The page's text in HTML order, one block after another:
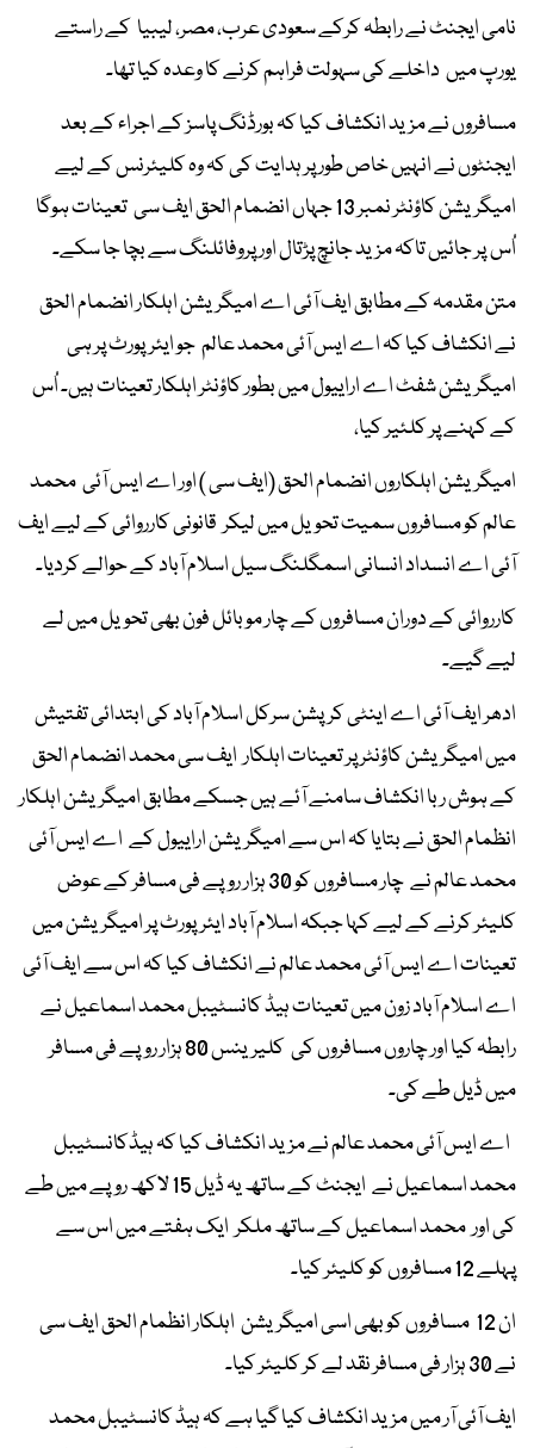
نامی ایجنٹ نے رابطہ کرکے سعودی عرب، مصر، لیبیا کے راستے
یورپ میں داخلے کی سہولت فراہم کرنے کا وعدہ کیا تھا۔
مسافروں نے مزید انکشاف کیا کہ بورڈنگ پاسز کے اجراء کے بعد
ایجنٹوں نے انہیں خاص طور پر ہدایت کی کہ وہ کلیئرنس کے لیے
امیگریشن کاؤنٹر نمبر 13 جہاں انضمام الحق ایف سی تعینات ہوگا
اُس پر جائیں تاکہ مزید جانچ پڑتال اور پروفائلنگ سے بچا جا سکے۔
متن مقدمہ کے مطابق ایف آئی اے امیگریشن اہلکار انضمام الحق
نے انکشاف کیا کہ اے ایس آئی محمد عالم جو ایئرپورٹ پر ہی
امیگریشن شفٹ اے اراییول میں بطور کاؤنٹر اہلکار تعینات ہیں۔ اُس
کے کہنے پر کلئیر کیا،
امیگریشن اہلکاروں انضمام الحق (ایف سی ) اور اے ایس آئی محمد
عالم کو مسافروں سمیت تحویل میں لیکر قانونی کارروائی کے لیے ایف
آئی اے انسداد انسانی اسمگلنگ سیل اسلام آباد کے حوالے کردیا۔
کارروائی کے دوران مسافروں کے چار موبائل فون بھی تحویل میں لے
لیے گیے۔
ادھر ایف آئی اے اینٹی کرپشن سرکل اسلام آباد کی ابتدائی تفتیش
میں امیگریشن کاؤنٹر پر تعینات اہلکار ایف سی محمد انضمام الحق
کے ہوش ربا انکشاف سامنے آئے ہیں جسکے مطابق امیگریشن اہلکار
انظمام الحق نے بتایا کہ اس سے امیگریشن اراییول کے اے ایس آئی
محمد عالم نے چار مسافروں کو 30 ہزار روپے فی مسافر کے عوض
کلیئر کرنے کے لیے کہا جبکہ اسلام آباد ایئرپورٹ پر امیگریشن میں
تعینات اے ایس آئی محمد عالم نے انکشاف کیا کہ اس سے ایف آئی
اے اسلام آباد زون میں تعینات ہیڈ کانسٹیبل محمد اسماعیل نے
رابطہ کیا اور چاروں مسافروں کی کلیرینس 80 ہزار روپے فی مسافر
میں ڈیل طے کی۔
اے ایس آئی محمد عالم نے مزید انکشاف کیا کہ ہیڈکانسٹیبل
محمد اسماعیل نے ایجنٹ کے ساتھ یہ ڈیل 15 لاکھ روپے میں طے
کی اور محمد اسماعیل کے ساتھ ملکر ایک ہفتے میں اس سے
پہلے 12 مسافروں کو کلیئر کیا۔
ان 12 مسافروں کو بھی اسی امیگریشن اہلکار انظمام الحق ایف سی
نے 30 ہزار فی مسافر نقد لے کر کلیئر کیا۔
ایف آئی آر میں مزید انکشاف کیا گیا ہے کہ ہیڈ کانسٹیبل محمد